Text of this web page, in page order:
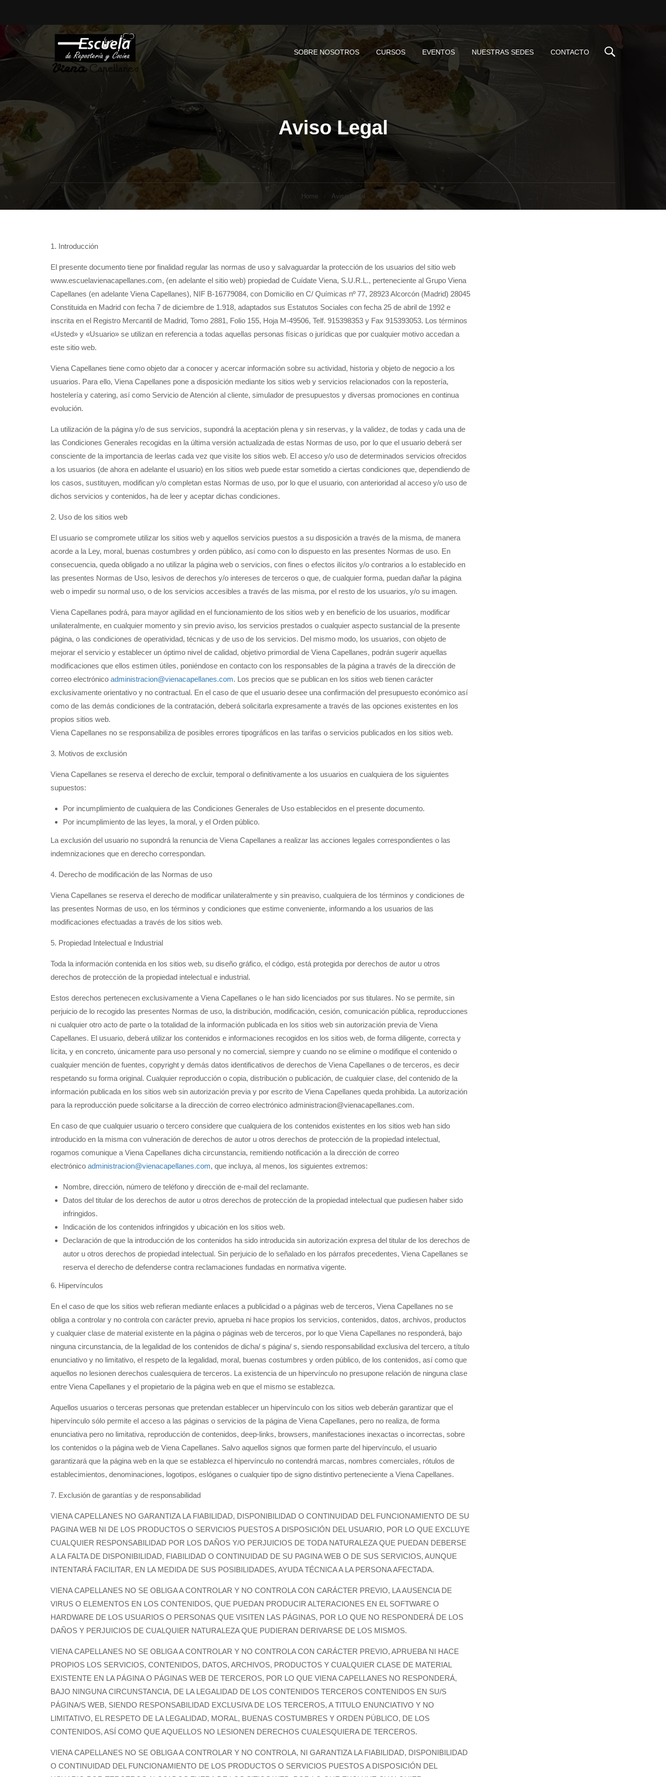
SOBRE NOSOTROS CURSOS EVENTOS NUESTRAS SEDES CONTACTO
Aviso Legal
Home Aviso Legal
1. Introducción
El presente documento tiene por finalidad regular las normas de uso y salvaguardar la protección de los usuarios del sitio web
www.escuelavienacapellanes.com, (en adelante el sitio web) propiedad de Cuídate Viena, S.U.R.L., perteneciente al Grupo Viena
Capellanes (en adelante Viena Capellanes), NIF B-16779084, con Domicilio en C/ Químicas nº 77, 28923 Alcorcón (Madrid) 28045
Constituida en Madrid con fecha 7 de diciembre de 1.918, adaptados sus Estatutos Sociales con fecha 25 de abril de 1992 e
inscrita en el Registro Mercantil de Madrid, Tomo 2881, Folio 155, Hoja M-49506, Telf. 915398353 y Fax 915393053. Los términos
«Usted» y «Usuario» se utilizan en referencia a todas aquellas personas físicas o jurídicas que por cualquier motivo accedan a
este sitio web.
Viena Capellanes tiene como objeto dar a conocer y acercar información sobre su actividad, historia y objeto de negocio a los
usuarios. Para ello, Viena Capellanes pone a disposición mediante los sitios web y servicios relacionados con la repostería,
hostelería y catering, así como Servicio de Atención al cliente, simulador de presupuestos y diversas promociones en continua
evolución.
La utilización de la página y/o de sus servicios, supondrá la aceptación plena y sin reservas, y la validez, de todas y cada una de
las Condiciones Generales recogidas en la última versión actualizada de estas Normas de uso, por lo que el usuario deberá ser
consciente de la importancia de leerlas cada vez que visite los sitios web. El acceso y/o uso de determinados servicios ofrecidos
a los usuarios (de ahora en adelante el usuario) en los sitios web puede estar sometido a ciertas condiciones que, dependiendo de
los casos, sustituyen, modifican y/o completan estas Normas de uso, por lo que el usuario, con anterioridad al acceso y/o uso de
dichos servicios y contenidos, ha de leer y aceptar dichas condiciones.
2. Uso de los sitios web
El usuario se compromete utilizar los sitios web y aquellos servicios puestos a su disposición a través de la misma, de manera
acorde a la Ley, moral, buenas costumbres y orden público, así como con lo dispuesto en las presentes Normas de uso. En
consecuencia, queda obligado a no utilizar la página web o servicios, con fines o efectos ilícitos y/o contrarios a lo establecido en
las presentes Normas de Uso, lesivos de derechos y/o intereses de terceros o que, de cualquier forma, puedan dañar la página
web o impedir su normal uso, o de los servicios accesibles a través de las misma, por el resto de los usuarios, y/o su imagen.
Viena Capellanes podrá, para mayor agilidad en el funcionamiento de los sitios web y en beneficio de los usuarios, modificar
unilateralmente, en cualquier momento y sin previo aviso, los servicios prestados o cualquier aspecto sustancial de la presente
página, o las condiciones de operatividad, técnicas y de uso de los servicios. Del mismo modo, los usuarios, con objeto de
mejorar el servicio y establecer un óptimo nivel de calidad, objetivo primordial de Viena Capellanes, podrán sugerir aquellas
modificaciones que ellos estimen útiles, poniéndose en contacto con los responsables de la página a través de la dirección de
correo electrónico administracion@vienacapellanes.com. Los precios que se publican en los sitios web tienen carácter
exclusivamente orientativo y no contractual. En el caso de que el usuario desee una confirmación del presupuesto económico así
como de las demás condiciones de la contratación, deberá solicitarla expresamente a través de las opciones existentes en los
propios sitios web.
Viena Capellanes no se responsabiliza de posibles errores tipográficos en las tarifas o servicios publicados en los sitios web.
3. Motivos de exclusión
Viena Capellanes se reserva el derecho de excluir, temporal o definitivamente a los usuarios en cualquiera de los siguientes
supuestos:
Por incumplimiento de cualquiera de las Condiciones Generales de Uso establecidos en el presente documento.
Por incumplimiento de las leyes, la moral, y el Orden público.
La exclusión del usuario no supondrá la renuncia de Viena Capellanes a realizar las acciones legales correspondientes o las
indemnizaciones que en derecho correspondan.
4. Derecho de modificación de las Normas de uso
Viena Capellanes se reserva el derecho de modificar unilateralmente y sin preaviso, cualquiera de los términos y condiciones de
las presentes Normas de uso, en los términos y condiciones que estime conveniente, informando a los usuarios de las
modificaciones efectuadas a través de los sitios web.
5. Propiedad Intelectual e Industrial
Toda la información contenida en los sitios web, su diseño gráfico, el código, está protegida por derechos de autor u otros
derechos de protección de la propiedad intelectual e industrial.
Estos derechos pertenecen exclusivamente a Viena Capellanes o le han sido licenciados por sus titulares. No se permite, sin
perjuicio de lo recogido las presentes Normas de uso, la distribución, modificación, cesión, comunicación pública, reproducciones
ni cualquier otro acto de parte o la totalidad de la información publicada en los sitios web sin autorización previa de Viena
Capellanes. El usuario, deberá utilizar los contenidos e informaciones recogidos en los sitios web, de forma diligente, correcta y
lícita, y en concreto, únicamente para uso personal y no comercial, siempre y cuando no se elimine o modifique el contenido o
cualquier mención de fuentes, copyright y demás datos identificativos de derechos de Viena Capellanes o de terceros, es decir
respetando su forma original. Cualquier reproducción o copia, distribución o publicación, de cualquier clase, del contenido de la
información publicada en los sitios web sin autorización previa y por escrito de Viena Capellanes queda prohibida. La autorización
para la reproducción puede solicitarse a la dirección de correo electrónico administracion@vienacapellanes.com.
En caso de que cualquier usuario o tercero considere que cualquiera de los contenidos existentes en los sitios web han sido
introducido en la misma con vulneración de derechos de autor u otros derechos de protección de la propiedad intelectual,
rogamos comunique a Viena Capellanes dicha circunstancia, remitiendo notificación a la dirección de correo
electrónico administracion@vienacapellanes.com, que incluya, al menos, los siguientes extremos:
Nombre, dirección, número de teléfono y dirección de e-mail del reclamante.
Datos del titular de los derechos de autor u otros derechos de protección de la propiedad intelectual que pudiesen haber sido
infringidos.
Indicación de los contenidos infringidos y ubicación en los sitios web.
Declaración de que la introducción de los contenidos ha sido introducida sin autorización expresa del titular de los derechos de
autor u otros derechos de propiedad intelectual. Sin perjuicio de lo señalado en los párrafos precedentes, Viena Capellanes se
reserva el derecho de defenderse contra reclamaciones fundadas en normativa vigente.
6. Hipervínculos
En el caso de que los sitios web refieran mediante enlaces a publicidad o a páginas web de terceros, Viena Capellanes no se
obliga a controlar y no controla con carácter previo, aprueba ni hace propios los servicios, contenidos, datos, archivos, productos
y cualquier clase de material existente en la página o páginas web de terceros, por lo que Viena Capellanes no responderá, bajo
ninguna circunstancia, de la legalidad de los contenidos de dicha/ s página/ s, siendo responsabilidad exclusiva del tercero, a título
enunciativo y no limitativo, el respeto de la legalidad, moral, buenas costumbres y orden público, de los contenidos, así como que
aquellos no lesionen derechos cualesquiera de terceros. La existencia de un hipervínculo no presupone relación de ninguna clase
entre Viena Capellanes y el propietario de la página web en que el mismo se establezca.
Aquellos usuarios o terceras personas que pretendan establecer un hipervínculo con los sitios web deberán garantizar que el
hipervínculo sólo permite el acceso a las páginas o servicios de la página de Viena Capellanes, pero no realiza, de forma
enunciativa pero no limitativa, reproducción de contenidos, deep-links, browsers, manifestaciones inexactas o incorrectas, sobre
los contenidos o la página web de Viena Capellanes. Salvo aquellos signos que formen parte del hipervínculo, el usuario
garantizará que la página web en la que se establezca el hipervínculo no contendrá marcas, nombres comerciales, rótulos de
establecimientos, denominaciones, logotipos, eslóganes o cualquier tipo de signo distintivo perteneciente a Viena Capellanes.
7. Exclusión de garantías y de responsabilidad
VIENA CAPELLANES NO GARANTIZA LA FIABILIDAD, DISPONIBILIDAD O CONTINUIDAD DEL FUNCIONAMIENTO DE SU
PAGINA WEB NI DE LOS PRODUCTOS O SERVICIOS PUESTOS A DISPOSICIÓN DEL USUARIO, POR LO QUE EXCLUYE
CUALQUIER RESPONSABILIDAD POR LOS DAÑOS Y/O PERJUICIOS DE TODA NATURALEZA QUE PUEDAN DEBERSE
A LA FALTA DE DISPONIBILIDAD, FIABILIDAD O CONTINUIDAD DE SU PAGINA WEB O DE SUS SERVICIOS, AUNQUE
INTENTARÁ FACILITAR, EN LA MEDIDA DE SUS POSIBILIDADES, AYUDA TÉCNICA A LA PERSONA AFECTADA.
VIENA CAPELLANES NO SE OBLIGA A CONTROLAR Y NO CONTROLA CON CARÁCTER PREVIO, LA AUSENCIA DE
VIRUS O ELEMENTOS EN LOS CONTENIDOS, QUE PUEDAN PRODUCIR ALTERACIONES EN EL SOFTWARE O
HARDWARE DE LOS USUARIOS O PERSONAS QUE VISITEN LAS PÁGINAS, POR LO QUE NO RESPONDERÁ DE LOS
DAÑOS Y PERJUICIOS DE CUALQUIER NATURALEZA QUE PUDIERAN DERIVARSE DE LOS MISMOS.
VIENA CAPELLANES NO SE OBLIGA A CONTROLAR Y NO CONTROLA CON CARÁCTER PREVIO, APRUEBA NI HACE
PROPIOS LOS SERVICIOS, CONTENIDOS, DATOS, ARCHIVOS, PRODUCTOS Y CUALQUIER CLASE DE MATERIAL
EXISTENTE EN LA PÁGINA O PÁGINAS WEB DE TERCEROS, POR LO QUE VIENA CAPELLANES NO RESPONDERÁ,
BAJO NINGUNA CIRCUNSTANCIA, DE LA LEGALIDAD DE LOS CONTENIDOS TERCEROS CONTENIDOS EN SU/S
PÁGINA/S WEB, SIENDO RESPONSABILIDAD EXCLUSIVA DE LOS TERCEROS, A TITULO ENUNCIATIVO Y NO
LIMITATIVO, EL RESPETO DE LA LEGALIDAD, MORAL, BUENAS COSTUMBRES Y ORDEN PÚBLICO, DE LOS
CONTENIDOS, ASÍ COMO QUE AQUELLOS NO LESIONEN DERECHOS CUALESQUIERA DE TERCEROS.
VIENA CAPELLANES NO SE OBLIGA A CONTROLAR Y NO CONTROLA, NI GARANTIZA LA FIABILIDAD, DISPONIBILIDAD
O CONTINUIDAD DEL FUNCIONAMIENTO DE LOS PRODUCTOS O SERVICIOS PUESTOS A DISPOSICIÓN DEL